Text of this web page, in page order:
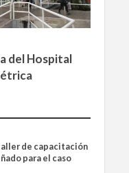
del Hospital
de capacitación
para el caso